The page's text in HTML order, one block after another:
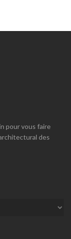
pour vous faire
des